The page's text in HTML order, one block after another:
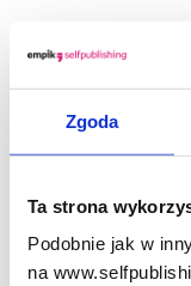
Zgoda
Ta strona
Podobnie jak w
na